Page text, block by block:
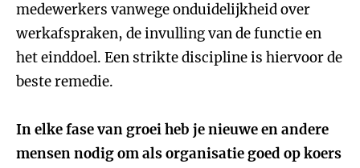
medewerkers vanwege onduidelijkheid over
werkafspraken, de invulling van de functie en
het einddoel. Een strikte discipline is hiervoor de
beste remedie.
In elke fase van groei heb je nieuwe en andere
mensen nodig om als organisatie goed op koers